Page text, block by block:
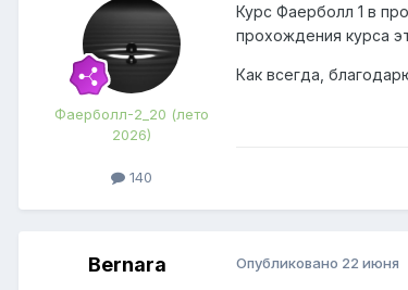
Фаерболл-2_20 (лето
2026)
140
Курс Фаерболл 1 в
прохождения курса
Как всегда,
Bernara Опубликовано 22 июня